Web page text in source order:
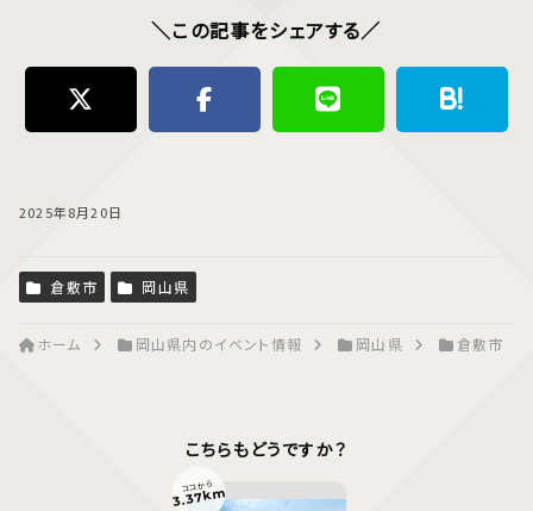
＼この記事をシェアする／
2025年8月20日
倉敷市 岡山県
ホーム 岡山県内のイベント情報 岡山県 倉敷市
こちらもどうですか？
ココから
3.37km